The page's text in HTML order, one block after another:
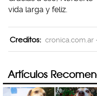
vida larga y feliz.
Creditos: cronica.com.ar
Artículos